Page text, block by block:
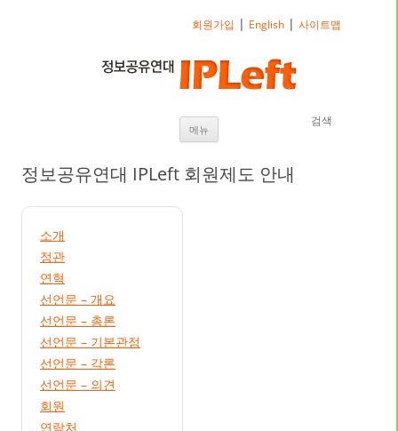
메뉴 내용으로 바로가기검색
회원가입 | English |사이트맵
정보공유연대 IPLeft 회원제도 안내
소개
정관
연혁
선언문 – 개요
선언문 – 총론
선언문 – 기본관점
선언문 – 각론
선언문 – 의견
회원
연락처